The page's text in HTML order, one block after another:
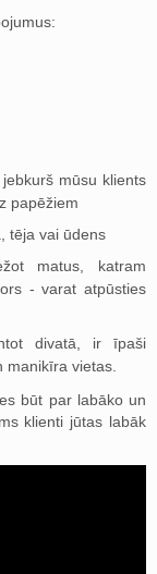
mūsu klients
papēžiem
tēja vai ūdens
matus, katram
- varat atpūsties
divatā, ir īpaši
manikīra vietas.
būt par labāko un
klienti jūtas labāk